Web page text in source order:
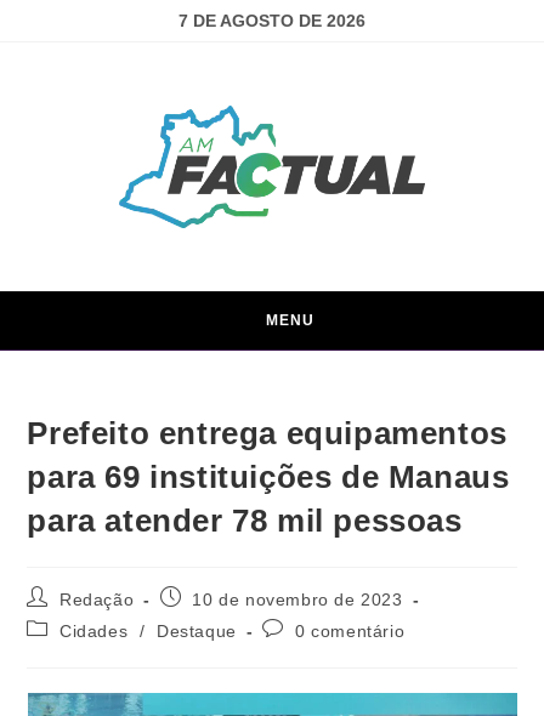
7 DE AGOSTO DE 2026
MENU
Prefeito entrega equipamentos
para 69 instituições de Manaus
para atender 78 mil pessoas
Redação
10 de novembro de 2023
Cidades
/ Destaque 0 comentário